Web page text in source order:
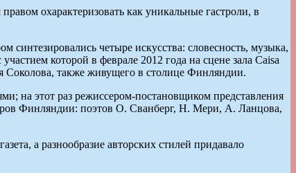
охарактеризовать как уникальные гастроли, в
четыре искусства: словесность, музыка,
которой в феврале 2012 года на сцене зала Caisa
Соколова, также живущего в столице Финляндии.
на этот раз режиссером-постановщиком представления
Финляндии: поэтов О. Сванберг, Н. Мери, А. Ланцова,
а разнообразие авторских стилей придавало